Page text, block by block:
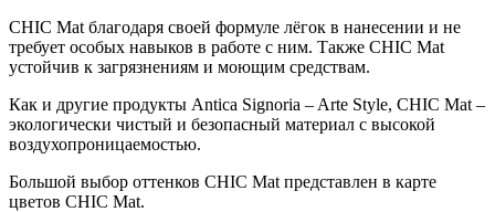
CHIC Mat благодаря своей формуле лёгок в нанесении и не
требует особых навыков в работе с ним. Также CHIC Mat
устойчив к загрязнениям и моющим средствам.
Как и другие продукты Antica Signoria – Arte Style, CHIC Mat –
экологически чистый и безопасный материал с высокой
воздухопроницаемостью.
Большой выбор оттенков CHIC Mat представлен в карте
цветов CHIC Mat.